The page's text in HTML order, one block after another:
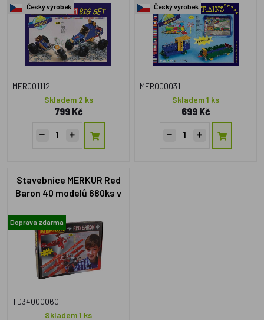
Český výrobek
MER001112
Skladem 2 ks
799 Kč
Český výrobek
MER000031
Skladem 1 ks
699 Kč
Stavebnice MERKUR Red
Baron 40 modelů 680ks v
Doprava zdarma
TD34000060
Skladem 1 ks